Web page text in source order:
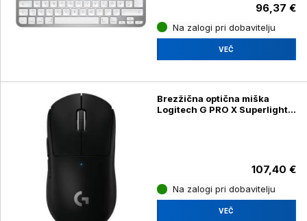
96,37 €
Na zalogi pri dobavitelju
VEČ
Brezžična optična miška
Logitech G PRO X Superlight,
107,40 €
Na zalogi pri dobavitelju
VEČ